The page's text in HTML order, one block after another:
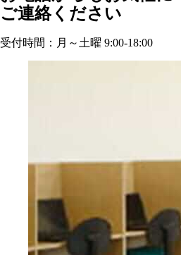
ご連絡ください
受付時間：月～土曜 9:00-18:00